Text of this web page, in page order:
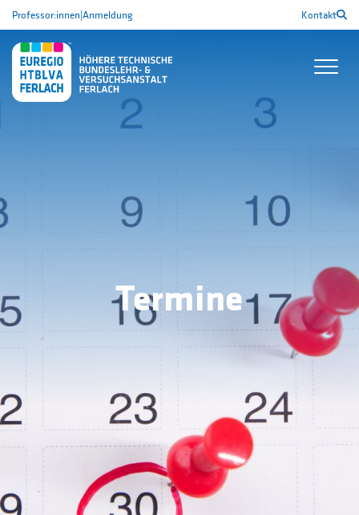
Professor:innen|Anmeldung Kontakt
Termine